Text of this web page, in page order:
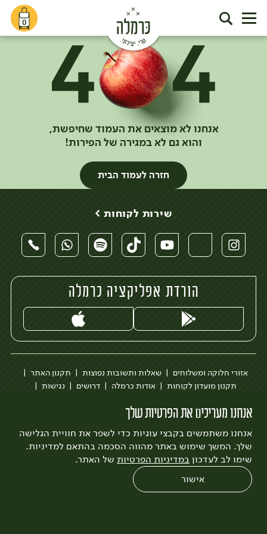
0
אנחנו לא מוצאים את העמוד שחיפשת,
והוא גם לא במגירה של הפירות!
חזרה לעמוד הבית
אנחנו מעריכים את הפרטיות שלך
אנחנו משתמשים בקבצי עוגיות כדי לשפר את חוויית הגלישה
שלך. המשך שימוש באתר מהווה הסכמה בהתאם למדיניות.
שימו לב לעדכון במדיניות הפרטיות של האתר.
אישור
שירות לקוחות >
הורדת אפליקציה כרמלה
אזורי חלוקה ומשלוחים שאלות ותשובות נפוצות
תקנון האתר
תקנון מועדון לקוחות
אודות כרמלה דרושים
נגישות
לצפייה בעדכון מדיניות פרטיות
עיצוב:3bears פיתוח:Quatro